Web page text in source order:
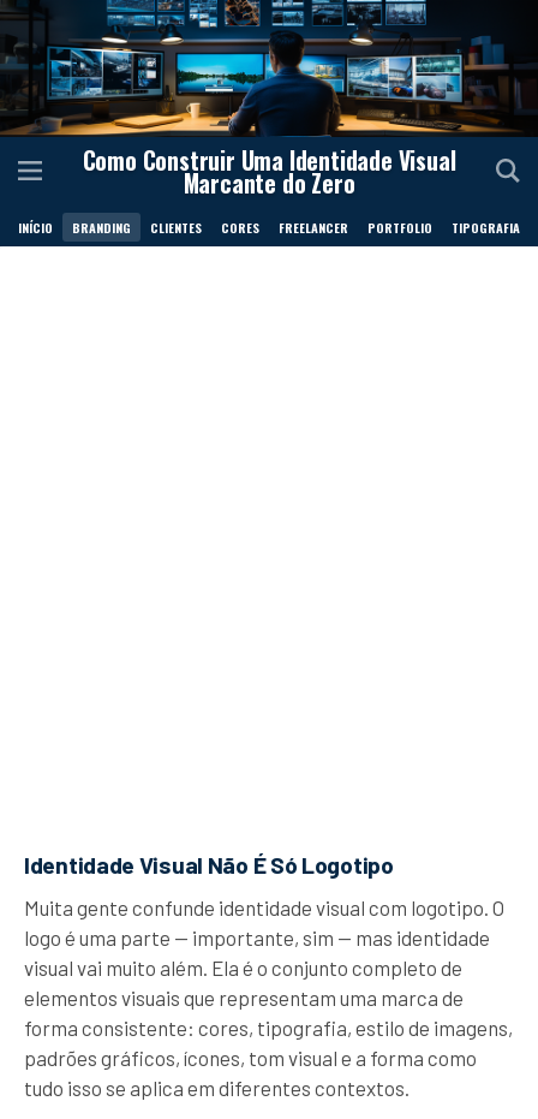
Como Construir Uma Identidade Visual
Marcante do Zero
INÍCIO BRANDING CLIENTES CORES FREELANCER PORTFOLIO TIPOGRAFIA
Identidade Visual Não É Só Logotipo
Muita gente confunde identidade visual com logotipo. O
logo é uma parte — importante, sim — mas identidade
visual vai muito além. Ela é o conjunto completo de
elementos visuais que representam uma marca de
forma consistente: cores, tipografia, estilo de imagens,
padrões gráficos, ícones, tom visual e a forma como
tudo isso se aplica em diferentes contextos.